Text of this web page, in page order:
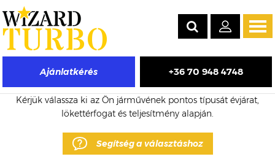
Ajánlatkérés +36 70 948 4748
Opel Mokka eladó turbó árak
Kérjük válassza ki az Ön járművének pontos típusát évjárat,
lökettérfogat és teljesítmény alapján.
Segítség a választáshoz